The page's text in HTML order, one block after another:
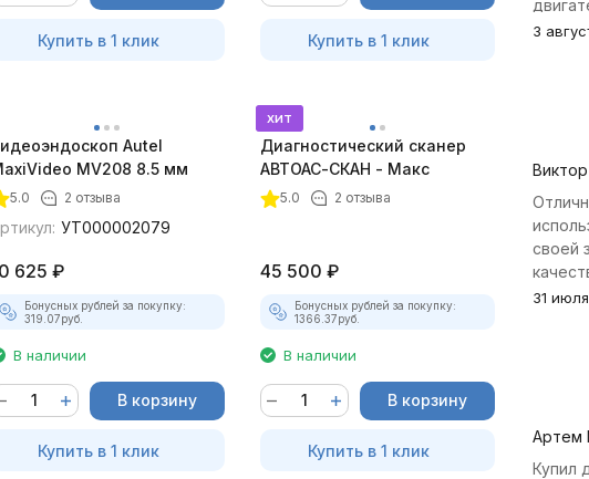
Купить в 1 клик Купить в 1 клик
Autel
MV208 8.5 мм
5.0 2 отзыва
УТ000002079
625 ₽
Бонусных рублей за покупку:
319.07руб.
В наличии
В корзину
Купить в 1 клик
хит
Диагностический сканер
АВТОАС-СКАН - Макс
5.0 2 отзыва
45 500 ₽
Бонусных рублей за покупку:
1366.37руб.
В наличии
В корзину
Купить в 1 клик
3
своей
31
Артем
Купил